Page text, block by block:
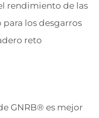
rendimiento de las
los desgarros
reto
GNRB® es mejor